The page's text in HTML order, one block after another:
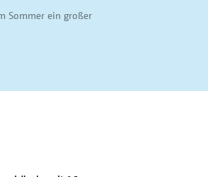
Sommer ein großer